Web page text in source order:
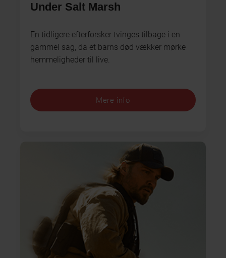
Under Salt Marsh
En tidligere efterforsker tvinges tilbage i en
gammel sag, da et barns død vækker mørke
hemmeligheder til live.
Mere info